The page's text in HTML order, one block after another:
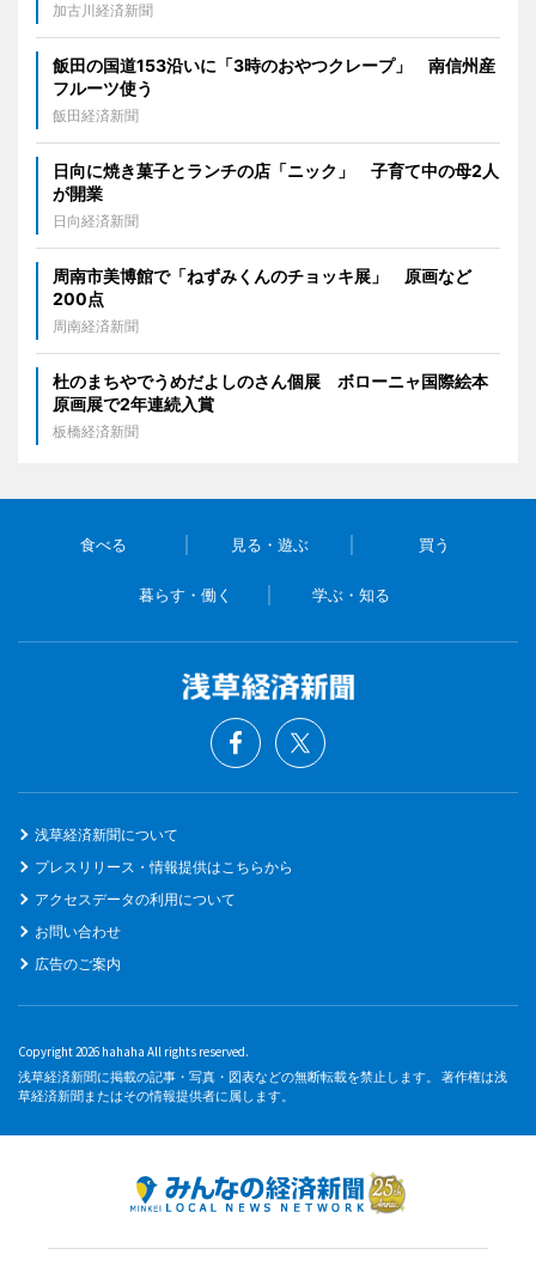
加古川経済新聞
飯田の国道153沿いに「3時のおやつクレープ」 南信州産
フルーツ使う
飯田経済新聞
日向に焼き菓子とランチの店「ニック」 子育て中の母2人
が開業
日向経済新聞
周南市美博館で「ねずみくんのチョッキ展」 原画など
200点
周南経済新聞
杜のまちやでうめだよしのさん個展 ボローニャ国際絵本
原画展で2年連続入賞
板橋経済新聞
食べる 見る・遊ぶ 買う
暮らす・働く 学ぶ・知る
浅草経済新聞について
プレスリリース・情報提供はこちらから
アクセスデータの利用について
お問い合わせ
広告のご案内
Copyright 2026 hahaha All rights reserved.
浅草経済新聞に掲載の記事・写真・図表などの無断転載を禁止します。 著作権は浅
草経済新聞またはその情報提供者に属します。